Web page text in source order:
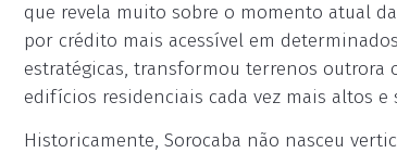
que revela muito sobre o momento atual
por crédito mais acessível em
estratégicas, transformou terrenos outrora
edifícios residenciais cada vez mais altos
Historicamente, Sorocaba não nasceu